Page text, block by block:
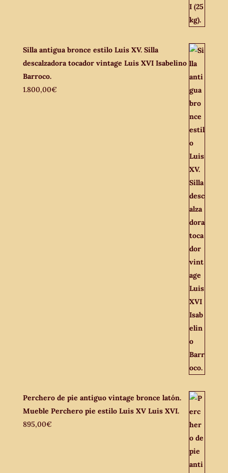
Silla antigua bronce estilo Luis XV. Silla
descalzadora tocador vintage Luis XVI Isabelino
Barroco.
1.800,00€
Perchero de pie antiguo vintage bronce latón.
Mueble Perchero pie estilo Luis XV Luis XVI.
895,00€